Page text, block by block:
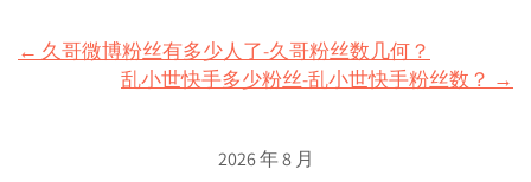
Post
navigation
← 久哥微博粉丝有多少人了-久哥粉丝数几何？
乱小世快手多少粉丝-乱小世快手粉丝数？ →
2026 年 8 月